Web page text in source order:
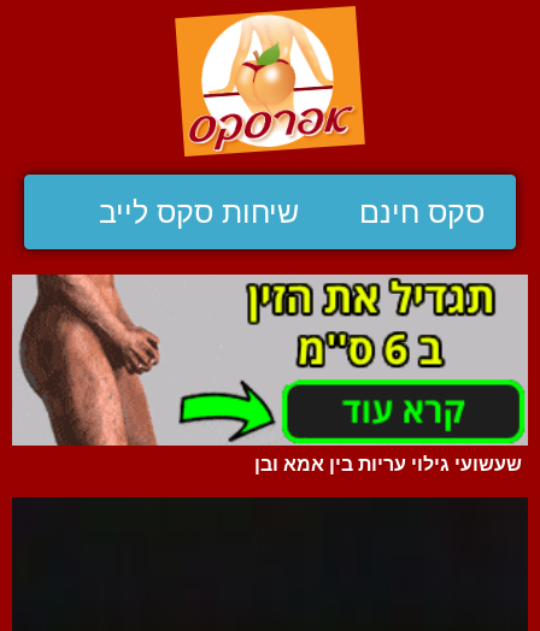
סקס חינם שיחות סקס לייב
שעשועי גילוי עריות בין אמא ובן